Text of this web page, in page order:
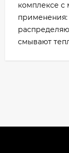
комплексе с
смывают